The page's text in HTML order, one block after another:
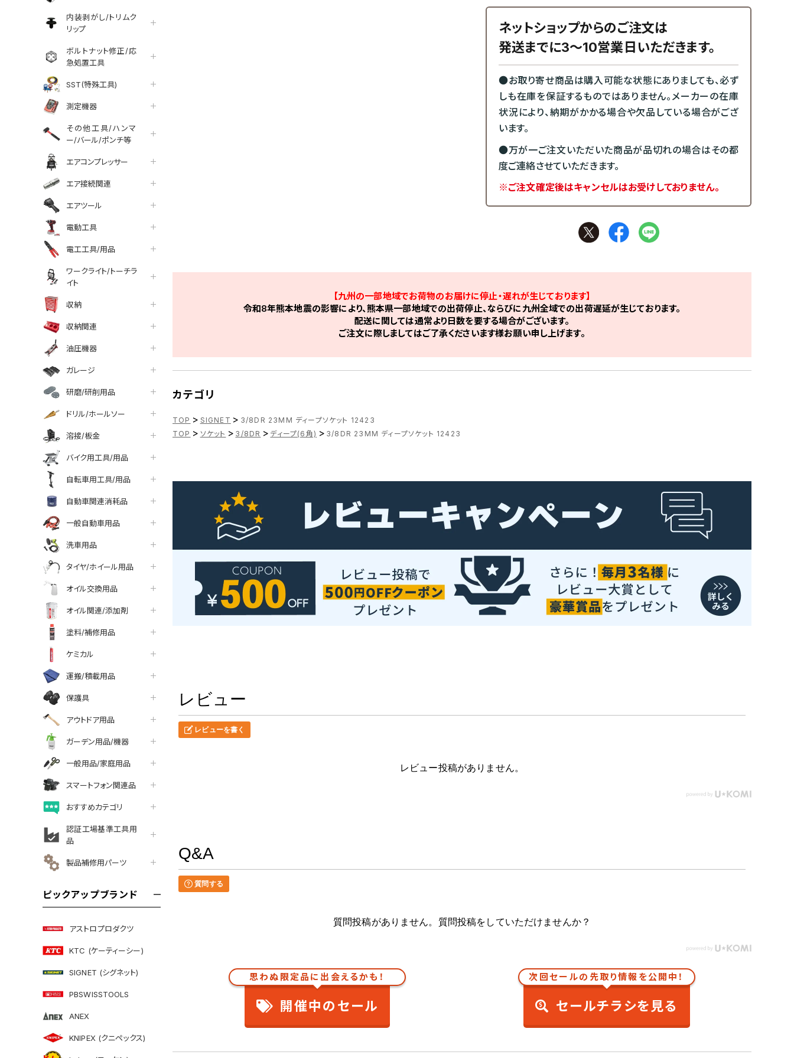
内装剥がし/トリムク
リップ
ボルトナット修正/応
急処置工具
SST(特殊工具)
測定機器
その他工具/ハンマ
ー/バール/ポンチ等
エアコンプレッサー
エア接続関連
エアツール
電動工具
電工工具/用品
ワークライト/トーチラ
イト
収納
収納関連
油圧機器
ガレージ
研磨/研削用品
ドリル/ホールソー
溶接/板金
バイク用工具/用品
自転車用工具/用品
自動車関連消耗品
一般自動車用品
洗車用品
タイヤ/ホイール用品
オイル交換用品
オイル関連/添加剤
塗料/補修用品
ケミカル
運搬/積載用品
保護具
アウトドア用品
ガーデン用品/機器
一般用品/家庭用品
スマートフォン関連品
おすすめカテゴリ
認証工場基準工具用
品
製品補修用パーツ
ピックアップブランド
アストロプロダクツ
KTC (ケーティーシー)
SIGNET (シグネット)
PBSWISSTOOLS
ANEX
KNIPEX (クニペックス)
ネットショップからのご注文は
発送までに3～10営業日いただきます。
●お取り寄せ商品は購入可能な状態にありましても、必ず
しも在庫を保証するものではありません。メーカーの在庫
状況により、納期がかかる場合や欠品している場合がござ
います。
●万が一ご注文いただいた商品が品切れの場合はその都
度ご連絡させていただきます。
※ご注文確定後はキャンセルはお受けしておりません。
facebook
line
【九州の一部地域でお荷物のお届けに停止・遅れが生じております】
令和8年熊本地震の影響により、熊本県一部地域での出荷停止、ならびに九州全域での出荷遅延が生じております。
配送に関しては通常より日数を要する場合がございます。
ご注文に際しましてはご了承くださいます様お願い申し上げます。
カテゴリ
TOP > SIGNET > 3/8DR 23MM ディープソケット 12423
TOP > ソケット > 3/8DR > ディープ(6角) > 3/8DR 23MM ディープソケット 12423
レビュー
レビューを書く
レビュー投稿がありません。
Q&A
質問する
質問投稿がありません。質問投稿をしていただけませんか？
思わぬ限定品に出会えるかも！
開催中のセール
次回セールの先取り情報を公開中！
セールチラシを見る